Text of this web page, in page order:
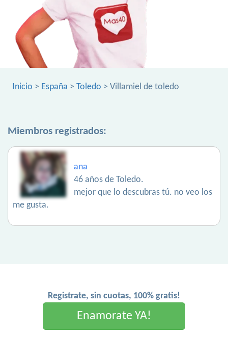
Inicio > España > Toledo > Villamiel de toledo
Miembros registrados:
ana
46 años de Toledo.
mejor que lo descubras tú. no veo los
me gusta.
Registrate, sin cuotas, 100% gratis!
Enamorate YA!